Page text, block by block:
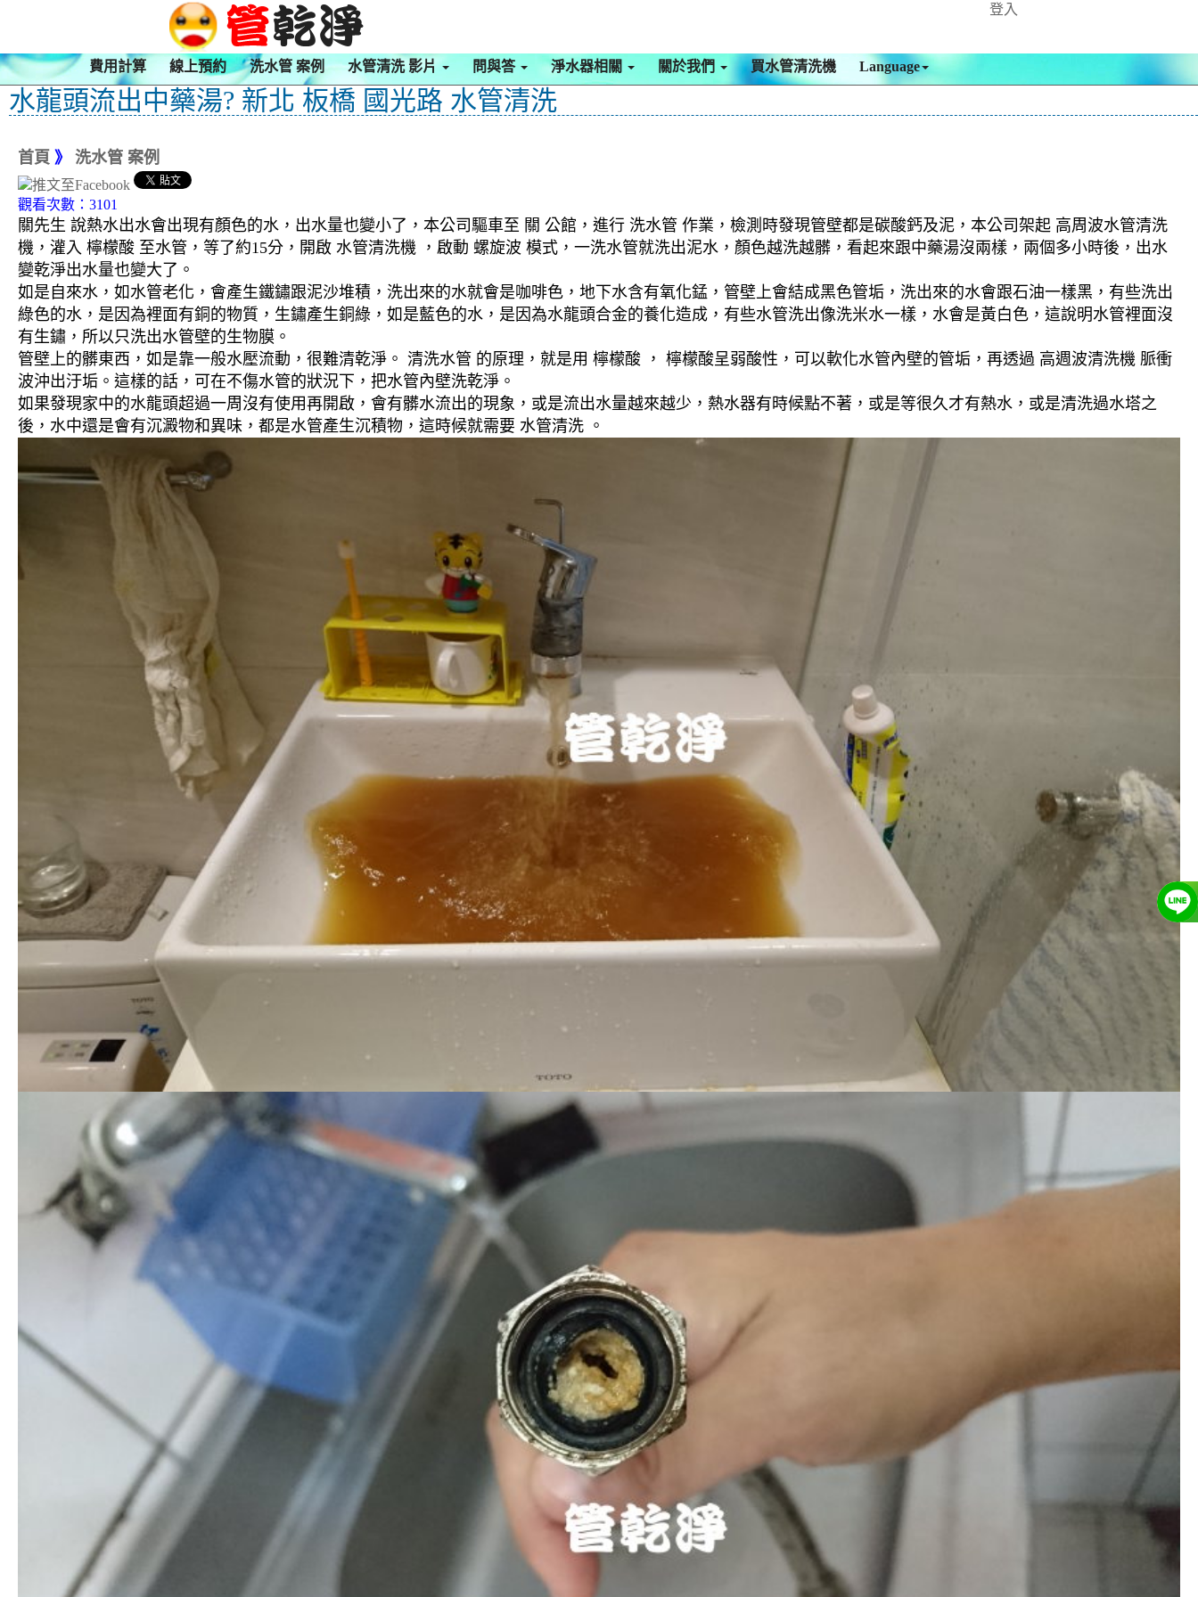
登入
費用計算 線上預約 洗水管 案例 水管清洗 影片 問與答 淨水器相關 關於我們 買水管清洗機 Language
水龍頭流出中藥湯? 新北 板橋 國光路 水管清洗
首頁 》 洗水管 案例
觀看次數：3101
關先生 說熱水出水會出現有顏色的水，出水量也變小了，本公司驅車至 關 公館，進行 洗水管 作業，檢測時發現管壁都是碳酸鈣及泥，本公司架起 高周波水管清洗
機，灌入 檸檬酸 至水管，等了約15分，開啟 水管清洗機 ，啟動 螺旋波 模式，一洗水管就洗出泥水，顏色越洗越髒，看起來跟中藥湯沒兩樣，兩個多小時後，出水
變乾淨出水量也變大了。
如是自來水，如水管老化，會產生鐵鏽跟泥沙堆積，洗出來的水就會是咖啡色，地下水含有氧化錳，管壁上會結成黑色管垢，洗出來的水會跟石油一樣黑，有些洗出
綠色的水，是因為裡面有銅的物質，生鏽產生銅綠，如是藍色的水，是因為水龍頭合金的養化造成，有些水管洗出像洗米水一樣，水會是黃白色，這說明水管裡面沒
有生鏽，所以只洗出水管壁的生物膜。
管壁上的髒東西，如是靠一般水壓流動，很難清乾淨。 清洗水管 的原理，就是用 檸檬酸 ， 檸檬酸呈弱酸性，可以軟化水管內壁的管垢，再透過 高週波清洗機 脈衝
波沖出汙垢。這樣的話，可在不傷水管的狀況下，把水管內壁洗乾淨。
如果發現家中的水龍頭超過一周沒有使用再開啟，會有髒水流出的現象，或是流出水量越來越少，熱水器有時候點不著，或是等很久才有熱水，或是清洗過水塔之
後，水中還是會有沉澱物和異味，都是水管產生沉積物，這時候就需要 水管清洗 。